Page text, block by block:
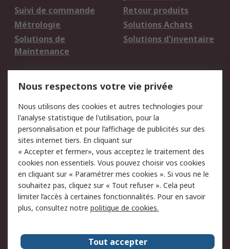
Suivi de commande
Retour produits
Métrologie
Solutions Achats
Solutions de
Maintenance
Solutions d'inventaire
du site
Politique de protection
des données - Mise à
jour
Sécurité des E-mails
Conditions générales
de vente
Politique anti-
corruption
Campagnes marketing
A propos de RS
A propos de RS France
Evénements
Nous respectons votre vie privée
Nous utilisons des cookies et autres technologies pour
l'analyse statistique de l'utilisation, pour la
personnalisation et pour l’affichage de publicités sur des
sites internet tiers. En cliquant sur
« Accepter et fermer», vous acceptez le traitement des
cookies non essentiels. Vous pouvez choisir vos cookies
en cliquant sur « Paramétrer mes cookies ». Si vous ne le
souhaitez pas, cliquez sur « Tout refuser ». Cela peut
limiter l’accès à certaines fonctionnalités. Pour en savoir
plus, consultez notre politique de cookies.
Tout accepter